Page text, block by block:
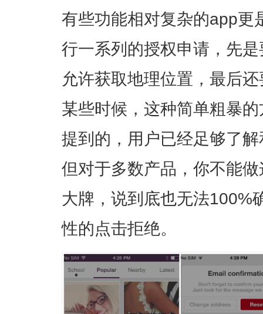
有些功能相对复杂的app更
行一系列的授权申请，先
允许获取地理位置，最后
某些时候，这种简单粗暴
提到的，用户已经足够了
但对于多数产品，你不能
大牌，说到底也无法100%
性的点击拒绝。